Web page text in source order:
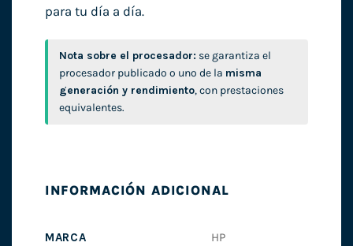
para tu día a día.
Nota sobre el procesador: se garantiza el
procesador publicado o uno de la misma
generación y rendimiento, con prestaciones
equivalentes.
INFORMACIÓN ADICIONAL
MARCA
HP